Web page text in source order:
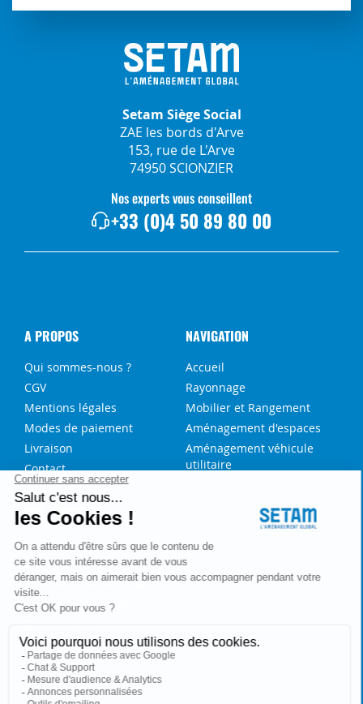
Setam Siège Social
ZAE les bords d'Arve
153, rue de L'Arve
74950 SCIONZIER
Nos experts vous conseillent
+33 (0)4 50 89 80 00
A PROPOS
Qui sommes-nous ?
CGV
Mentions légales
Modes de paiement
Livraison
Contact
NAVIGATION
Accueil
Rayonnage
Mobilier et Rangement
Aménagement d'espaces
Aménagement véhicule
utilitaire
NOS SERVICES
FAQ
Blog
Aide au choix rayonnage
Service de montage
Besoin d'aide ?